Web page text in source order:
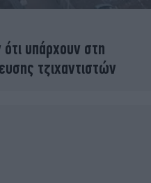
ότι υπάρχουν στη
τζιχαντιστών